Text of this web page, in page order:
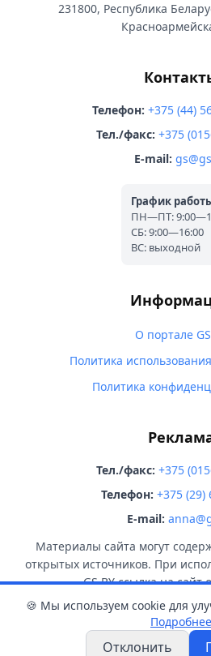
231800, Республика
Телефон: +375 (44)
Тел./факс: +375
E-mail:
График
ПН—ПТ:
СБ: 9:00—16:00
ВС: выходной
О портале
Политика
Политика
Тел./факс: +375
Телефон: +375 (29)
E-mail:
Материалы сайта могут
открытых источников. При
GS.BY ссылка на сайт
© 2026 GS.BY. Все права
🍪 Мы используем cookie для
Подробнее
Отклонить